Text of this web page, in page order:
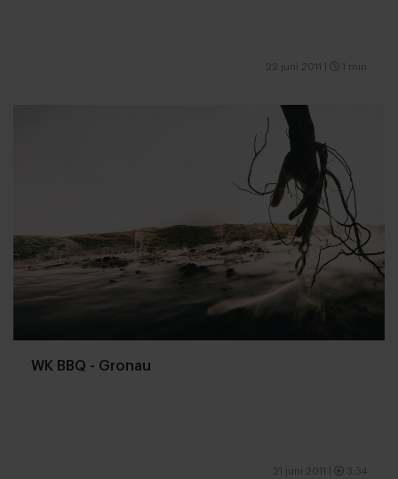
22 juni 2011 1 min
WK BBQ - Gronau
21 juni 2011 3:34